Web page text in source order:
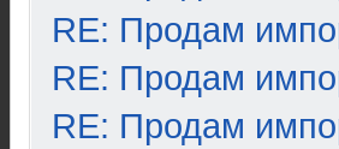
RE: Продам
RE: Продам
RE: Продам